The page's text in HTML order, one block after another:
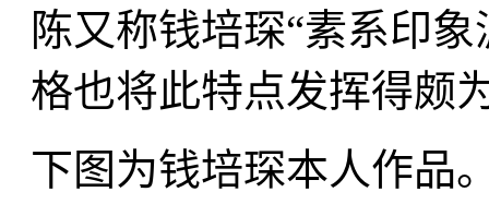
陈又称钱培琛“素系印
格也将此特点发挥得颇
下图为钱培琛本人作品